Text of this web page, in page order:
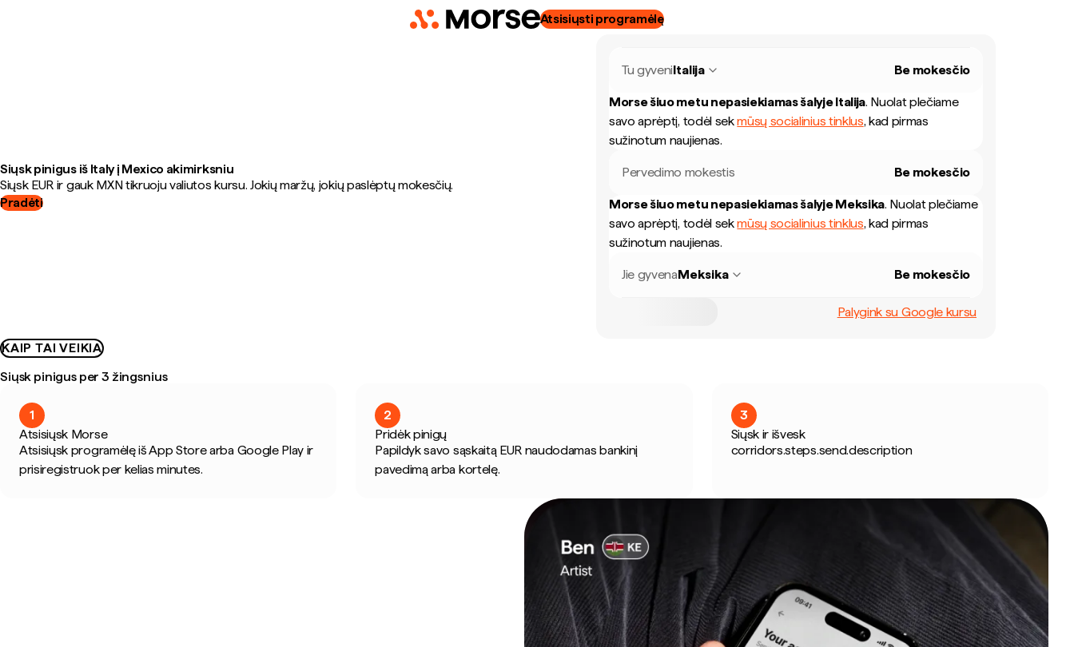
Atsisiųsti programėlę
Siųsk pinigus iš Italy į Mexico akimirksniu
Siųsk EUR ir gauk MXN tikruoju valiutos kursu. Jokių maržų, jokių paslėptų mokesčių.
Pradėti
Tu gyveniItalija Be mokesčio
Morse šiuo metu nepasiekiamas šalyjeItalija. Nuolat plečiame
savo aprėptį, todėl sekmūsų socialinius tinklus, kad pirmas
sužinotum naujienas.
Pervedimo mokestis Be mokesčio
Morse šiuo metu nepasiekiamas šalyjeMeksika. Nuolat plečiame
savo aprėptį, todėl sekmūsų socialinius tinklus, kad pirmas
sužinotum naujienas.
Jie gyvenaMeksika Be mokesčio
Palygink su Google kursu
KAIP TAI VEIKIA
Siųsk pinigus per 3 žingsnius
1
Atsisiųsk Morse
Atsisiųsk programėlę iš App Store arba Google Play ir
prisiregistruok per kelias minutes.
2
Pridėk pinigų
Papildyk savo sąskaitą EUR naudodamas bankinį
pavedimą arba kortelę.
3
Siųsk ir išvesk
corridors.steps.send.description